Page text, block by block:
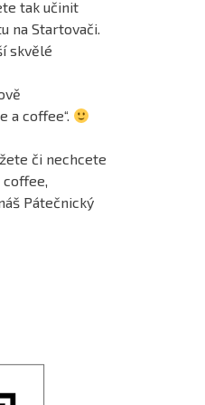
tak učinit
na Startovači.
skvělé
a coffee“.
či nechcete
coffee,
Pátečnický